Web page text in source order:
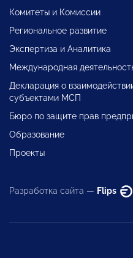
Комитеты и Комиссии
Региональное развитие
Экспертиза и Аналитика
Международная
Декларация о
субъектами МСП
Бюро по защите прав
Образование
Проекты
Разработка сайта — Flips